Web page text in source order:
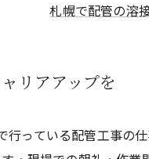
札幌で配管の溶
リアアップを
行っている配管工事の